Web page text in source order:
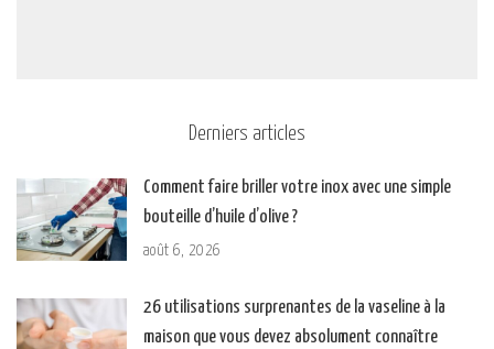
Derniers articles
Comment faire briller votre inox avec une simple
bouteille d’huile d’olive ?
août 6, 2026
26 utilisations surprenantes de la vaseline à la
maison que vous devez absolument connaître